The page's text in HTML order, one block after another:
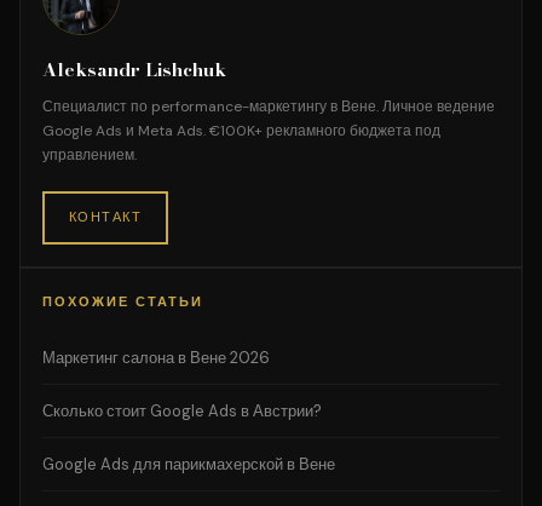
Aleksandr Lishchuk
Специалист по performance-маркетингу в Вене. Личное ведение
Google Ads и Meta Ads. €100K+ рекламного бюджета под
управлением.
КОНТАКТ
ПОХОЖИЕ СТАТЬИ
Маркетинг салона в Вене 2026
Сколько стоит Google Ads в Австрии?
Google Ads для парикмахерской в Вене